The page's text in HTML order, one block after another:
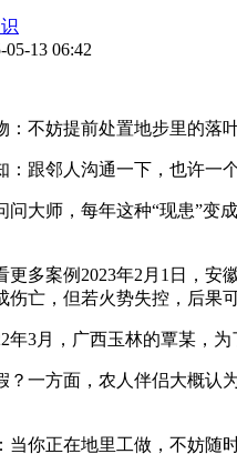
05-13 06:42
妨提前处置地步里的落叶
邻人沟通一下，也许一个
师，每年这种“现患”变成
案例2023年2月1日，安徽
伤亡，但若火势失控，后果
3月，广西玉林的覃某，为
方面，农人伴侣大概认为
正在地里工做，不妨随时